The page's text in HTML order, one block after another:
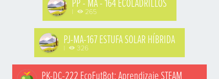
| 265
PJ-MA-167 ESTUFA SOLAR HÍBRIDA
| 326
PK-DC-222 EcoFutBot: Aprendizaje STEAM